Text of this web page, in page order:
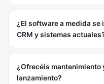
¿El software a medida se
CRM y sistemas
¿Ofrecéis mantenimiento
lanzamiento?